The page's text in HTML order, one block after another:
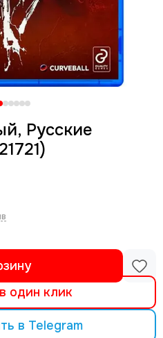
Русские
один клик
в Telegram